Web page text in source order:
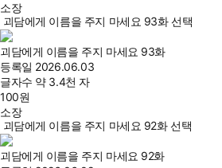
소장
괴담에게 이름을 주지 마세요 93화 선택
괴담에게 이름을 주지 마세요 93화
등록일 2026.06.03
글자수 약 3.4천 자
100원
소장
괴담에게 이름을 주지 마세요 92화 선택
괴담에게 이름을 주지 마세요 92화